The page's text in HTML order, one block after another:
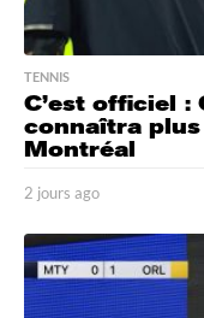
TENNIS
C’est officiel :
connaîtra
Montréal
2 jours ago
o
u
r